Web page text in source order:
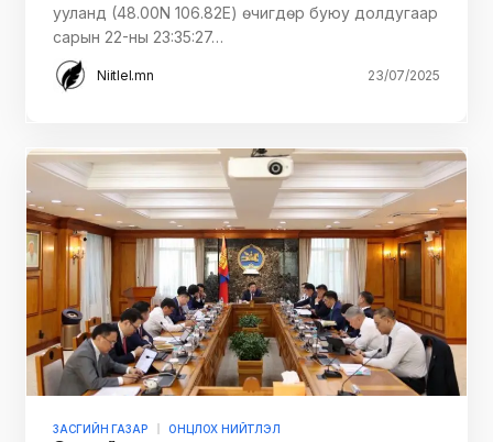
ууланд (48.00N 106.82E) өчигдөр буюу долдугаар
сарын 22-ны 23:35:27…
Niitlel.mn 23/07/2025
ЗАСГИЙН ГАЗАР ОНЦЛОХ НИЙТЛЭЛ